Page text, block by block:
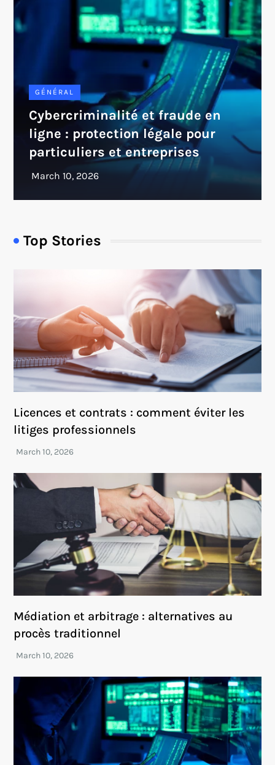
GÉNÉRAL
Cybercriminalité et fraude en
ligne : protection légale pour
particuliers et entreprises
Top Stories
Licences et contrats : comment éviter les
litiges professionnels
Médiation et arbitrage : alternatives au
procès traditionnel